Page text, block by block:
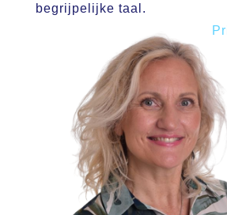
begrijpelijke taal.